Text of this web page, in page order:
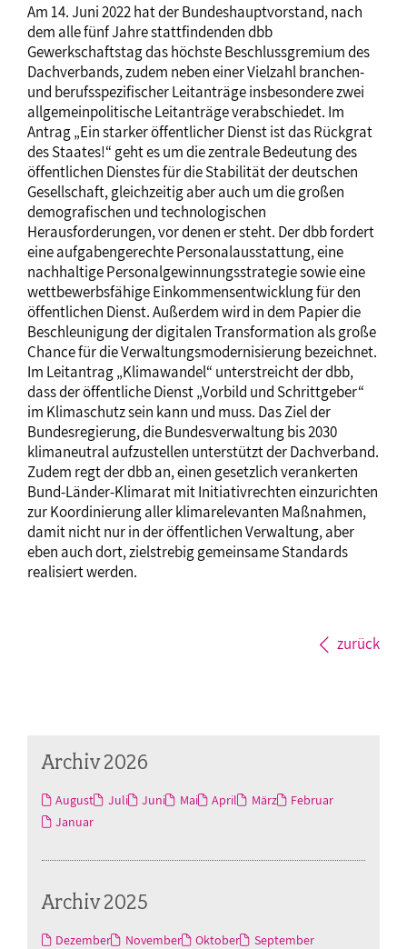
Am 14. Juni 2022 hat der Bundeshauptvorstand, nach
dem alle fünf Jahre stattfindenden dbb
Gewerkschaftstag das höchste Beschlussgremium des
Dachverbands, zudem neben einer Vielzahl branchen-
und berufsspezifischer Leitanträge insbesondere zwei
allgemeinpolitische Leitanträge verabschiedet. Im
Antrag „Ein starker öffentlicher Dienst ist das Rückgrat
des Staates!“ geht es um die zentrale Bedeutung des
öffentlichen Dienstes für die Stabilität der deutschen
Gesellschaft, gleichzeitig aber auch um die großen
demografischen und technologischen
Herausforderungen, vor denen er steht. Der dbb fordert
eine aufgabengerechte Personalausstattung, eine
nachhaltige Personalgewinnungsstrategie sowie eine
wettbewerbsfähige Einkommensentwicklung für den
öffentlichen Dienst. Außerdem wird in dem Papier die
Beschleunigung der digitalen Transformation als große
Chance für die Verwaltungsmodernisierung bezeichnet.
Im Leitantrag „Klimawandel“ unterstreicht der dbb,
dass der öffentliche Dienst „Vorbild und Schrittgeber“
im Klimaschutz sein kann und muss. Das Ziel der
Bundesregierung, die Bundesverwaltung bis 2030
klimaneutral aufzustellen unterstützt der Dachverband.
Zudem regt der dbb an, einen gesetzlich verankerten
Bund-Länder-Klimarat mit Initiativrechten einzurichten
zur Koordinierung aller klimarelevanten Maßnahmen,
damit nicht nur in der öffentlichen Verwaltung, aber
eben auch dort, zielstrebig gemeinsame Standards
realisiert werden.
zurück
Archiv 2026
August Juli Juni Mai April März
Februar
Januar
Archiv 2025
Dezember November Oktober September